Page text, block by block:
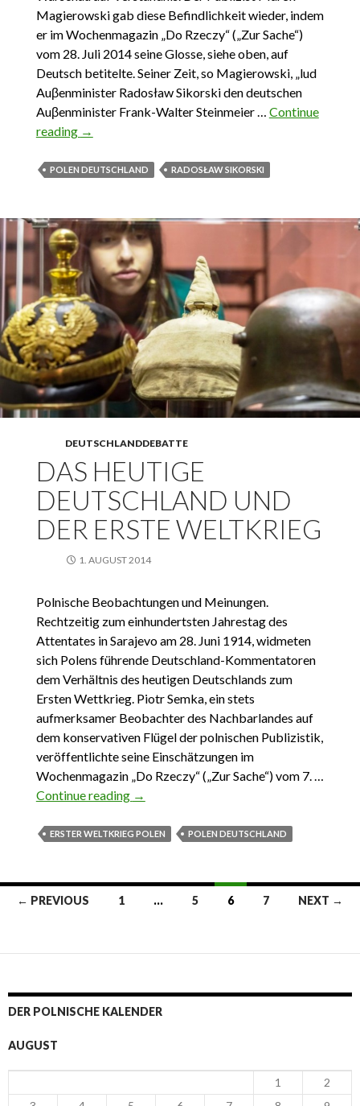
Magierowski gab diese Befindlichkeit wieder, indem
er im Wochenmagazin „Do Rzeczy“ („Zur Sache“)
vom 28. Juli 2014 seine Glosse, siehe oben, auf
Deutsch betitelte. Seiner Zeit, so Magierowski, „lud
Auβenminister Radosław Sikorski den deutschen
Auβenminister Frank-Walter Steinmeier … Continue
reading „Willkommen in Warschau, Herr Sikorski“
→
POLEN DEUTSCHLAND RADOSŁAW SIKORSKI
DEUTSCHLANDDEBATTE
DAS HEUTIGE
DEUTSCHLAND UND
DER ERSTE WELTKRIEG
1. AUGUST 2014
Polnische Beobachtungen und Meinungen.
Rechtzeitig zum einhundertsten Jahrestag des
Attentates in Sarajevo am 28. Juni 1914, widmeten
sich Polens führende Deutschland-Kommentatoren
dem Verhältnis des heutigen Deutschlands zum
Ersten Wettkrieg. Piotr Semka, ein stets
aufmerksamer Beobachter des Nachbarlandes auf
dem konservativen Flügel der polnischen Publizistik,
veröffentlichte seine Einschätzungen im
Wochenmagazin „Do Rzeczy“ („Zur Sache“) vom 7. …
Continue reading Das heutige Deutschland und der Erste
→
ERSTER WELTKRIEG POLEN POLEN DEUTSCHLAND
← PREVIOUS 1 … 5 6 7 NEXT →
DER POLNISCHE KALENDER
AUGUST
1
2